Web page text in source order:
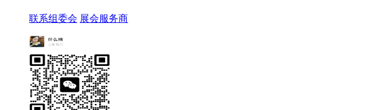
联系组委会 展会服务商